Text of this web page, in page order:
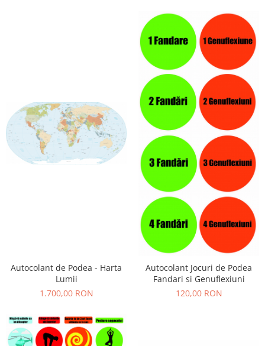
Autocolant de Podea - Harta
Lumii
1.700,00 RON
Autocolant Jocuri de Podea
Fandari si Genuflexiuni
120,00 RON